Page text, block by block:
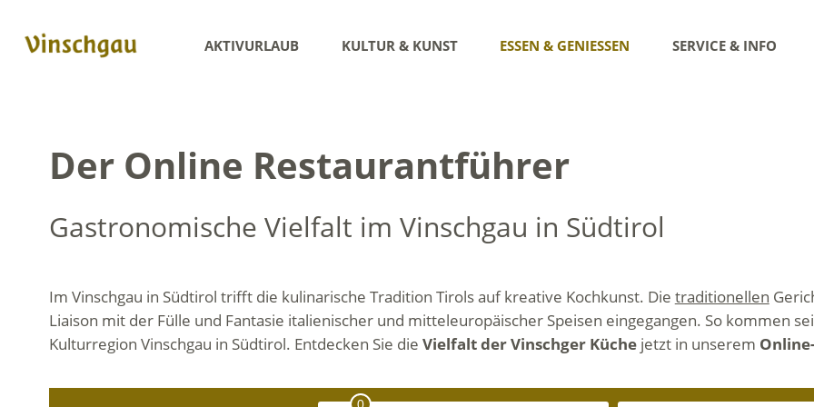
AKTIVURLAUB KULTUR & KUNST ESSEN & GENIESSEN SERVICE & INFO
Der Online Restaurantführer
Gastronomische Vielfalt im Vinschgau in Südtirol
Im Vinschgau in Südtirol trifft die kulinarische Tradition Tirols auf kreative Kochkunst. Die traditionellen
Liaison mit der Fülle und Fantasie italienischer und mitteleuropäischer Speisen eingegangen. So kommen
Kulturregion Vinschgau in Südtirol. Entdecken Sie die Vielfalt der Vinschger Küche jetzt in unserem